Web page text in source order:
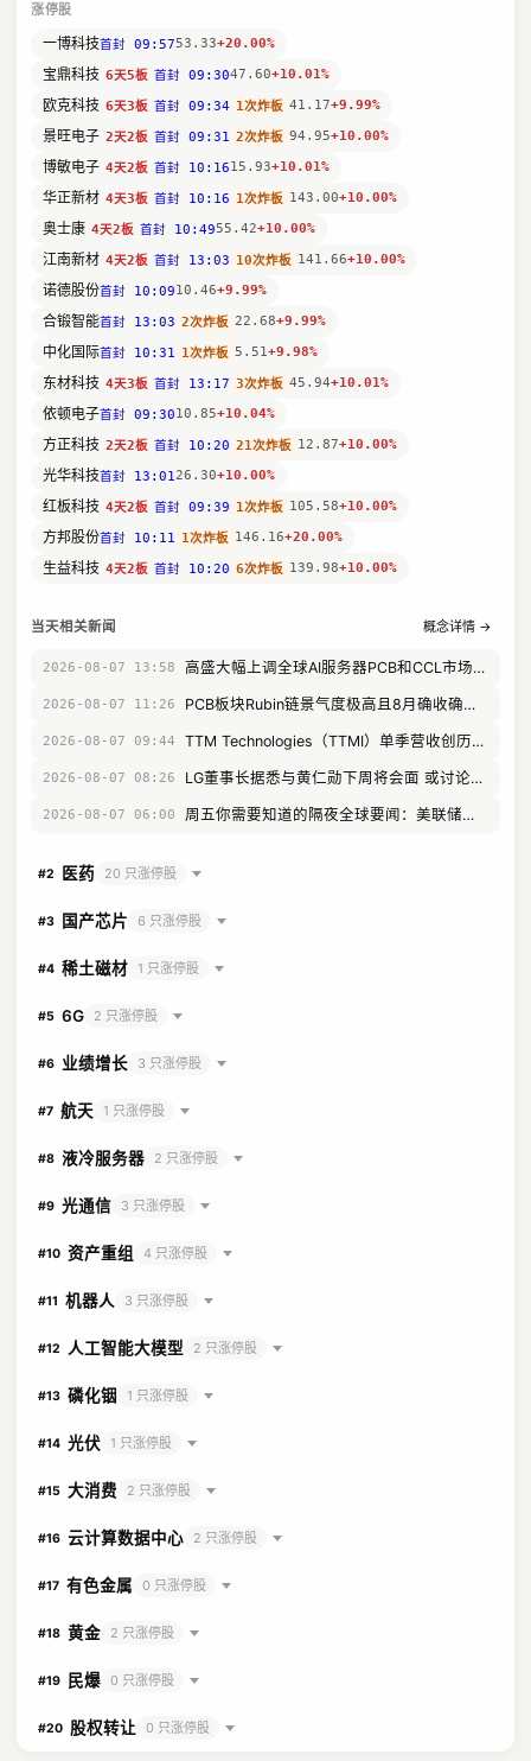
涨停股
一博科技首封 09:5753.33+20.00%
宝鼎科技 6天5板 首封 09:3047.60+10.01%
欧克科技 6天3板 首封 09:34 1次炸板 41.17+9.99%
景旺电子 2天2板 首封 09:31 2次炸板 94.95+10.00%
博敏电子 4天2板 首封 10:1615.93+10.01%
华正新材 4天3板 首封 10:16 1次炸板 143.00+10.00%
奥士康 4天2板 首封 10:4955.42+10.00%
江南新材 4天2板 首封 13:03 10次炸板 141.66+10.00%
诺德股份首封 10:0910.46+9.99%
合锻智能首封 13:03 2次炸板 22.68+9.99%
中化国际首封 10:31 1次炸板 5.51+9.98%
东材科技 4天3板 首封 13:17 3次炸板 45.94+10.01%
依顿电子首封 09:3010.85+10.04%
方正科技 2天2板 首封 10:20 21次炸板 12.87+10.00%
光华科技首封 13:0126.30+10.00%
红板科技 4天2板 首封 09:39 1次炸板 105.58+10.00%
方邦股份首封 10:11 1次炸板 146.16+20.00%
生益科技 4天2板 首封 10:20 6次炸板 139.98+10.00%
当天相关新闻 概念详情 →
2026-08-07 13:58 高盛大幅上调全球AI服务器PCB和CCL市场规模指引，mSAP成未来最确定增量，多家设备企业订单亮眼
2026-08-07 11:26 PCB板块Rubin链景气度极高且8月确收确定性强，非AI PCB涨价修复获持续验证
2026-08-07 09:44 TTM Technologies（TTMI）单季营收创历史新高，业绩盈利拐点全面确立，映射高阶AI PCB与国防微系统
2026-08-07 08:26 LG董事长据悉与黄仁勋下周将会面 或讨论实体AI和智能工厂
2026-08-07 06:00 周五你需要知道的隔夜全球要闻：美联储加息预期增强，高盛大幅上调AI服务器PCB和CCL预测，英伟达考虑下调Rubin Ultra芯片显存容量，伊朗推进涉霍尔木兹海峡通行规则法案
#2 医药 20 只涨停股
#3 国产芯片 6 只涨停股
#4 稀土磁材 1 只涨停股
#5 6G 2 只涨停股
#6 业绩增长 3 只涨停股
#7 航天 1 只涨停股
#8 液冷服务器 2 只涨停股
#9 光通信 3 只涨停股
#10 资产重组 4 只涨停股
#11 机器人 3 只涨停股
#12 人工智能大模型 2 只涨停股
#13 磷化铟 1 只涨停股
#14 光伏 1 只涨停股
#15 大消费 2 只涨停股
#16 云计算数据中心 2 只涨停股
#17 有色金属 0 只涨停股
#18 黄金 2 只涨停股
#19 民爆 0 只涨停股
#20 股权转让 0 只涨停股